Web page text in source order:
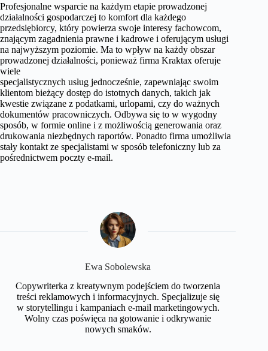
Profesjonalne wsparcie na każdym etapie prowadzonej
działalności gospodarczej to komfort dla każdego
przedsiębiorcy, który powierza swoje interesy fachowcom,
znającym zagadnienia prawne i kadrowe i oferującym usługi
na najwyższym poziomie. Ma to wpływ na każdy obszar
prowadzonej działalności, ponieważ firma Kraktax oferuje
wiele
specjalistycznych usług jednocześnie, zapewniając swoim
klientom bieżący dostęp do istotnych danych, takich jak
kwestie związane z podatkami, urlopami, czy do ważnych
dokumentów pracowniczych. Odbywa się to w wygodny
sposób, w formie online i z możliwością generowania oraz
drukowania niezbędnych raportów. Ponadto firma umożliwia
stały kontakt ze specjalistami w sposób telefoniczny lub za
pośrednictwem poczty e-mail.
Ewa Sobolewska
Copywriterka z kreatywnym podejściem do tworzenia
treści reklamowych i informacyjnych. Specjalizuje się
w storytellingu i kampaniach e-mail marketingowych.
Wolny czas poświęca na gotowanie i odkrywanie
nowych smaków.